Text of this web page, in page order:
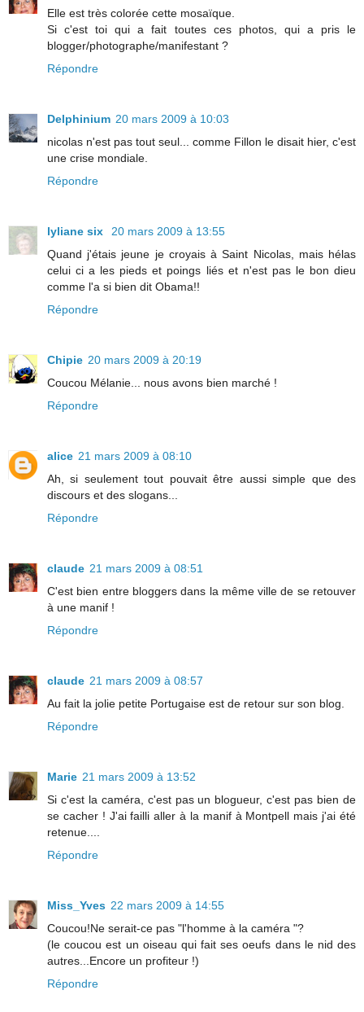
Elle est très colorée cette mosaïque.
Si c'est toi qui a fait toutes ces photos, qui a pris le
blogger/photographe/manifestant ?
Répondre
Delphinium 20 mars 2009 à 10:03
nicolas n'est pas tout seul... comme Fillon le disait hier, c'est
une crise mondiale.
Répondre
lyliane six
20 mars 2009 à 13:55
Quand j'étais jeune je croyais à Saint Nicolas, mais hélas
celui ci a les pieds et poings liés et n'est pas le bon dieu
comme l'a si bien dit Obama!!
Répondre
Chipie 20 mars 2009 à 20:19
Coucou Mélanie... nous avons bien marché !
Répondre
alice 21 mars 2009 à 08:10
Ah, si seulement tout pouvait être aussi simple que des
discours et des slogans...
Répondre
claude 21 mars 2009 à 08:51
C'est bien entre bloggers dans la même ville de se retouver
à une manif !
Répondre
claude 21 mars 2009 à 08:57
Au fait la jolie petite Portugaise est de retour sur son blog.
Répondre
Marie 21 mars 2009 à 13:52
Si c'est la caméra, c'est pas un blogueur, c'est pas bien de
se cacher ! J'ai failli aller à la manif à Montpell mais j'ai été
retenue....
Répondre
Miss_Yves 22 mars 2009 à 14:55
Coucou!Ne serait-ce pas "l'homme à la caméra "?
(le coucou est un oiseau qui fait ses oeufs dans le nid des
autres...Encore un profiteur !)
Répondre